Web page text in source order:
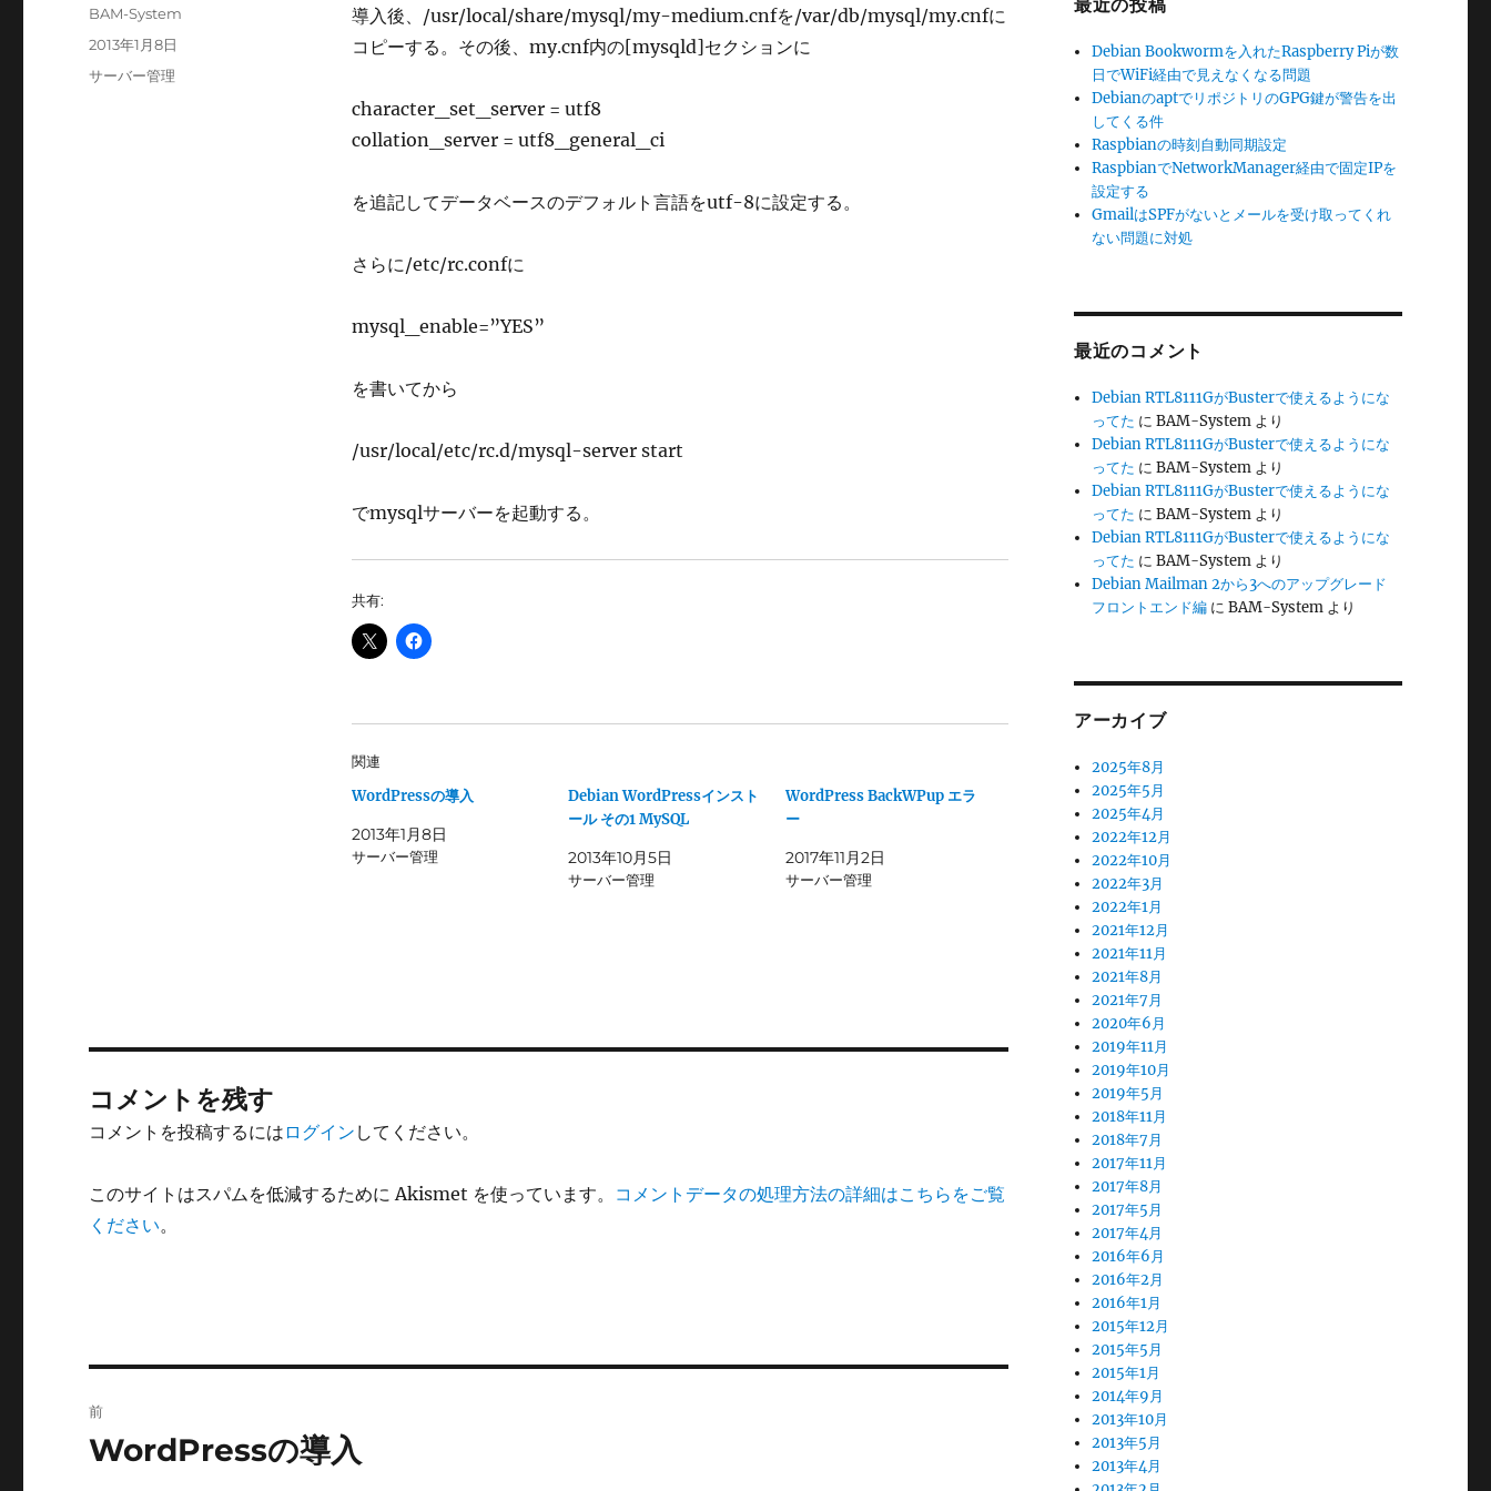
導入後、/usr/local/share/mysql/my-medium.cnfを/var/db/mysql/my.cnfに
コピーする。その後、my.cnf内の[mysqld]セクションに
character_set_server = utf8
collation_server = utf8_general_ci
を追記してデータベースのデフォルト言語をutf-8に設定する。
さらに/etc/rc.confに
mysql_enable=”YES”
を書いてから
/usr/local/etc/rc.d/mysql-server start
でmysqlサーバーを起動する。
共有:
関連
WordPressの導入
2013年1月8日
サーバー管理
Debian WordPressインスト
ール その1 MySQL
2013年10月5日
サーバー管理
WordPress BackWPup エラ
ー
2017年11月2日
サーバー管理
投
BAM-System
投
稿
2013年1月8日
カ
サーバー管理
コメントを残す
コメントを投稿するには ログイン してください。
このサイトはスパムを低減するために Akismet を使っています。 コメントデータの処理方法の詳細はこちらをご覧
ください。
稿
前
前
WordPressの導入
最近の投稿
Debian Bookwormを入れたRaspberry Piが数
日でWiFi経由で見えなくなる問題
DebianのaptでリポジトリのGPG鍵が警告を出
してくる件
Raspbianの時刻自動同期設定
RaspbianでNetworkManager経由で固定IPを
設定する
GmailはSPFがないとメールを受け取ってくれ
ない問題に対処
最近のコメント
Debian RTL8111GがBusterで使えるようにな
ってた にBAM-System より
Debian RTL8111GがBusterで使えるようにな
ってた にBAM-System より
Debian RTL8111GがBusterで使えるようにな
ってた にBAM-System より
Debian RTL8111GがBusterで使えるようにな
ってた にBAM-System より
Debian Mailman 2から3へのアップグレード
フロントエンド編 にBAM-System より
アーカイブ
2025年8月
2025年5月
2025年4月
2022年12月
2022年10月
2022年3月
2022年1月
2021年12月
2021年11月
2021年8月
2021年7月
2020年6月
2019年11月
2019年10月
2019年5月
2018年11月
2018年7月
2017年11月
2017年8月
2017年5月
2017年4月
2016年6月
2016年2月
2016年1月
2015年12月
2015年5月
2015年1月
2014年9月
2013年10月
2013年5月
2013年4月